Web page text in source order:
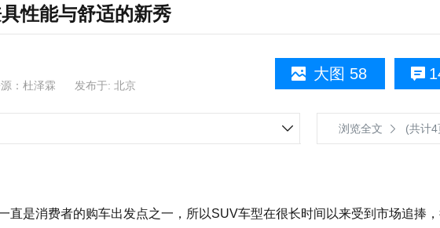
性能与舒适的新秀
大图 58
： 杜泽霖 发布于: 北京
浏览全文 (共计4
是消费者的购车出发点之一，所以SUV车型在很长时间以来受到市场追捧